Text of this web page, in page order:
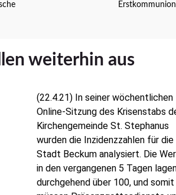
Erstkommunion
weiterhin aus
(22.4.21) In seiner wöchentlichen
Online-Sitzung des Krisenstabs
Kirchengemeinde St. Stephanus
wurden die Inzidenzzahlen für die
Stadt Beckum analysiert. Die
in den vergangenen 5 Tagen
durchgehend über 100, und somit